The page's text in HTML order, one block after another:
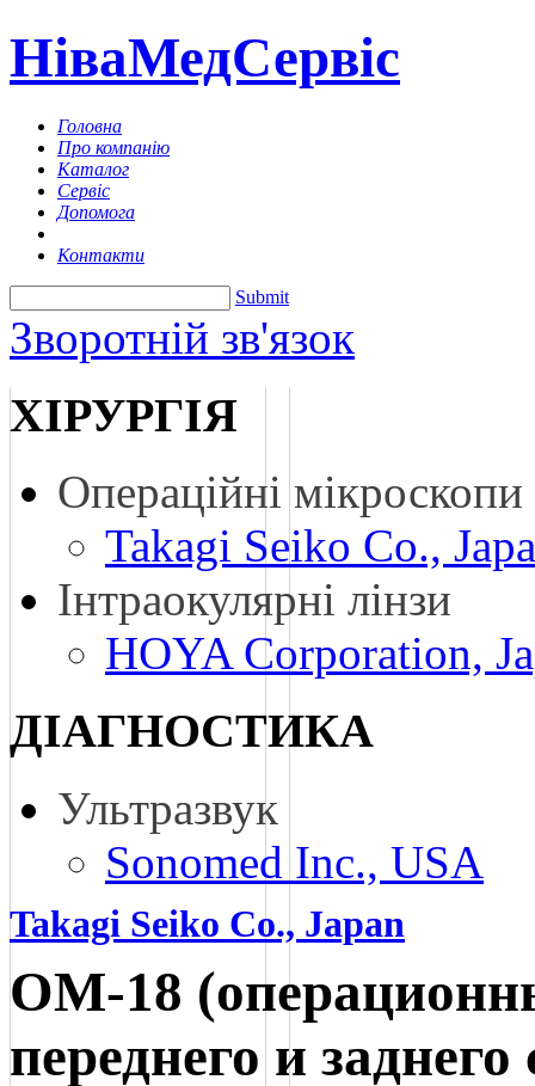
НіваМедСервіс
Головна
Про компанію
Каталог
Cервіс
Допомога
Контакти
Submit
Зворотній зв'язок
ХІРУРГІЯ
Операційні мікроскопи
Takagi Seiko Co.,
Інтраокулярні лінзи
HOYA Corporation,
ДІАГНОСТИКА
Ультразвук
Sonomed Inc., USA
Takagi Seiko Co., Japan
OM-18
переднего и заднего